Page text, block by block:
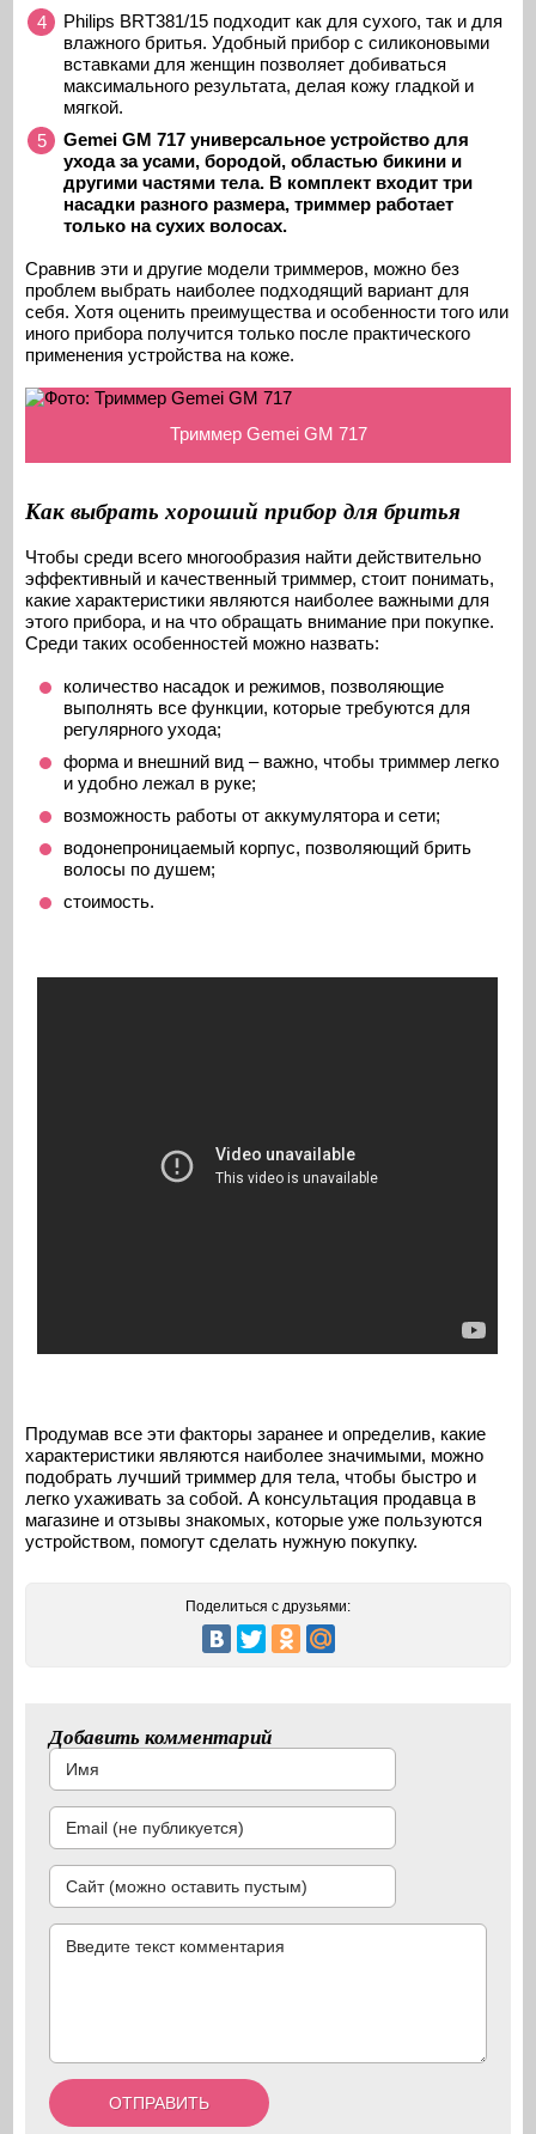
Philips BRT381/15 подходит как для сухого, так и для
влажного бритья. Удобный прибор с силиконовыми
вставками для женщин позволяет добиваться
максимального результата, делая кожу гладкой и
мягкой.
Gemei GM 717 универсальное устройство для
ухода за усами, бородой, областью бикини и
другими частями тела. В комплект входит три
насадки разного размера, триммер работает
только на сухих волосах.
Сравнив эти и другие модели триммеров, можно без
проблем выбрать наиболее подходящий вариант для
себя. Хотя оценить преимущества и особенности того или
иного прибора получится только после практического
применения устройства на коже.
Триммер Gemei GM 717
Как выбрать хороший прибор для бритья
Чтобы среди всего многообразия найти действительно
эффективный и качественный триммер, стоит понимать,
какие характеристики являются наиболее важными для
этого прибора, и на что обращать внимание при покупке.
Среди таких особенностей можно назвать:
количество насадок и режимов, позволяющие
выполнять все функции, которые требуются для
регулярного ухода;
форма и внешний вид – важно, чтобы триммер легко
и удобно лежал в руке;
возможность работы от аккумулятора и сети;
водонепроницаемый корпус, позволяющий брить
волосы по душем;
стоимость.
Продумав все эти факторы заранее и определив, какие
характеристики являются наиболее значимыми, можно
подобрать лучший триммер для тела, чтобы быстро и
легко ухаживать за собой. А консультация продавца в
магазине и отзывы знакомых, которые уже пользуются
устройством, помогут сделать нужную покупку.
Поделиться с друзьями:
Добавить комментарий